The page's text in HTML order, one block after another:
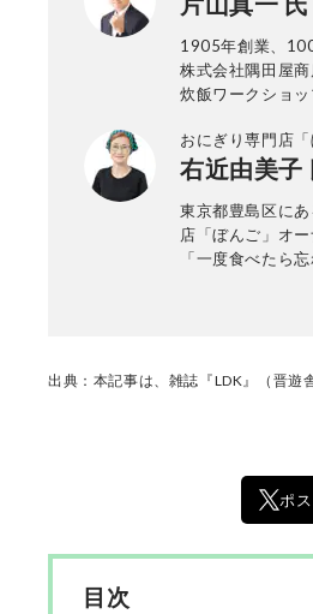
1905年創業、
株式会社隅田屋
炊飯ワークショ
もアクティブに情
おにぎり専門店
右近由美子
東京都豊島区に
店「ぼんご」オ
「一度食べたら
出典：本記事は、雑誌『LDK』（晋遊
ポス
目次